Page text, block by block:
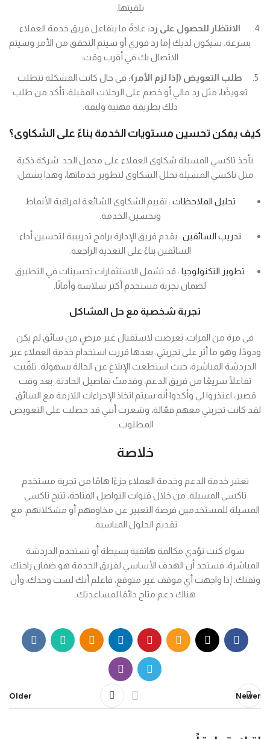
تلقيتها.
الانتظار للحصول على رد: عادةً ما يتفاعل فريق خدمة العملاء
بسرعة. سيكون لديك إما رد فوري أو سيتم التحقق من الأمر وسيتم
الاتصال بك في أقرب وقت.
طلب التعويض (إذا لزم الأمر): في حال كانت المشكلة تتطلب
تعويضًا، مثل رد مالي أو خصم على الرحلات المقبلة، تأكد من طلب
ذلك بطريقة مهنية ولبقة.
كيف يمكن تحسين مستويات الخدمة بناءً على الشكاوى؟
تأخذ تاكسي المسيلة شكاوى العملاء على محمل الجد. شركة ذكية
مثل تاكسي المسيلة تحلل الشكاوى لتطوير خدماتها، وهذا يشمل:
تحليل الملاحظات : تقييم الشكاوى الشائعة لمراقبة الأنماط
وتحسين الخدمة.
تدريب السائقين : يقدم فريق الإدارة برامج تدريبية لتحسين أداء
السائقين بناءً على التغذية الراجعة.
تطوير التكنولوجيا : قد تشمل الاستثمارات تحسينات في التطبيق
لضمان تجربة مستخدم أكثر سلاسة وأمانًا.
تجربة شخصية مع حل المشاكل
في مرة من المرات، تعرضت لاستقبال غير مرضٍ من سائق لم يكن
ودودًا، وهو ما أثر على تجربتي. بعدها قررت استخدام خدمة العملاء عبر
الدردشة المباشرة، حيث استطعت الإبلاغ عن الحالة بسهولة. تلقّيت
تفاعلًا سريعًا من فريق الدعم، وقدمتُ تفاصيل الحادثة. بعد وقت
قصير، اعتذروا لي وأكدوا أنه سيتم اتخاذ الإجراءات اللازمة مع السائق.
لقد كانت تجربتي معهم فعّالة، وشعرت أنني قد حصلت على التعويض
المطلوب.
خلاصة
تعتبر خدمة الدعم وخدمة العملاء جزءًا هامًا من تجربة مستخدم
تاكسي المسيلة. من خلال قنوات التواصل المتاحة، تتيح تاكسي
المسيلة للمستخدمين فرصة التعبير عن مخاوفهم أو مشكلاتهم، مع
تقديم الحلول المناسبة.
سواء كنت تؤدي مكالمة هاتفية بسيطة أو تستخدم الدردشة
المباشرة، فستجد أن الهدف الأساسي لفريق الخدمة هو ضمان راحتك
وثقتك. إذا واجهت أي موقف غير متوقع، فاعلم أنك لست وحدك، وأن
هناك دعم متاح دائمًا لمساعدتك.
Newer
Older